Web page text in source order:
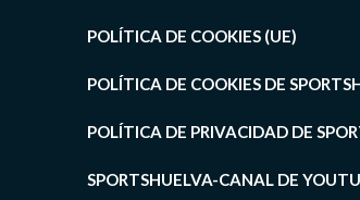
POLÍTICA DE COOKIES (UE)
POLÍTICA DE COOKIES DE
POLÍTICA DE PRIVACIDAD DE
SPORTSHUELVA-CANAL DE